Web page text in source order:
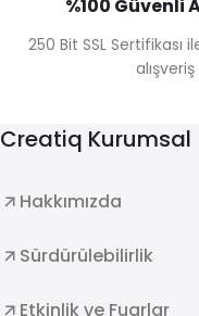
%100 Güvenli
250 Bit SSL Sertifikası
alışveriş
Creatiq Kurumsal
Hakkımızda
Sürdürülebilirlik
Etkinlik ve Fuarlar